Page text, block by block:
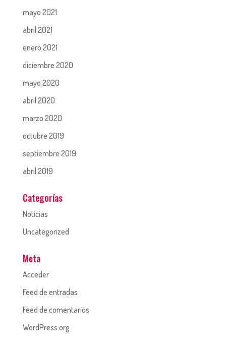
mayo 2021
abril 2021
enero 2021
diciembre 2020
mayo 2020
abril 2020
marzo 2020
octubre 2019
septiembre 2019
abril 2019
Categorías
Noticias
Uncategorized
Meta
Acceder
Feed de entradas
Feed de comentarios
WordPress.org